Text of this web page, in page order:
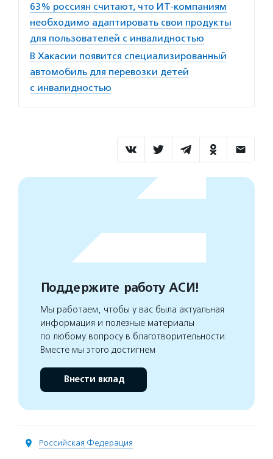
63% россиян считают, что ИТ-компаниям
необходимо адаптировать свои продукты
для пользователей с инвалидностью
В Хакасии появится специализированный
автомобиль для перевозки детей
с инвалидностью
Поддержите работу АСИ!
Мы работаем, чтобы у вас была актуальная
информация и полезные материалы
по любому вопросу в благотворительности.
Вместе мы этого достигнем
Внести вклад
Российская Федерация